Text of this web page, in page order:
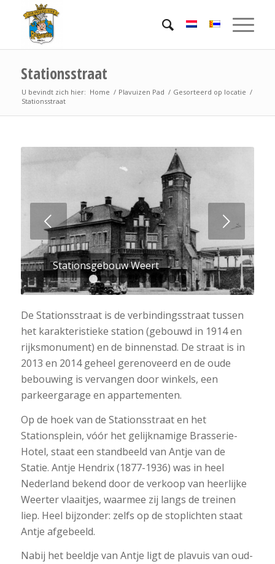
Stationsstraat
U bevindt zich hier: Home / Plavuizen Pad / Gesorteerd op locatie /
Stationsstraat
Stationsgebouw Weert
Volgende
1 2 3 4 5 6 7 8 9 10
De Stationsstraat is de verbindingsstraat tussen
het karakteristieke station (gebouwd in 1914 en
rijksmonument) en de binnenstad. De straat is in
2013 en 2014 geheel gerenoveerd en de oude
bebouwing is vervangen door winkels, een
parkeergarage en appartementen.
Op de hoek van de Stationsstraat en het
Stationsplein, vóór het gelijknamige Brasserie-
Hotel, staat een standbeeld van Antje van de
Statie. Antje Hendrix (1877-1936) was in heel
Nederland bekend door de verkoop van heerlijke
Weerter vlaaitjes, waarmee zij langs de treinen
liep. Heel bijzonder: zelfs op de stoplichten staat
Antje afgebeeld.
Nabij het beeldje van Antje ligt de plavuis van oud-